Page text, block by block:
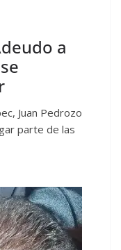
a
Juan Pedrozo
parte de las